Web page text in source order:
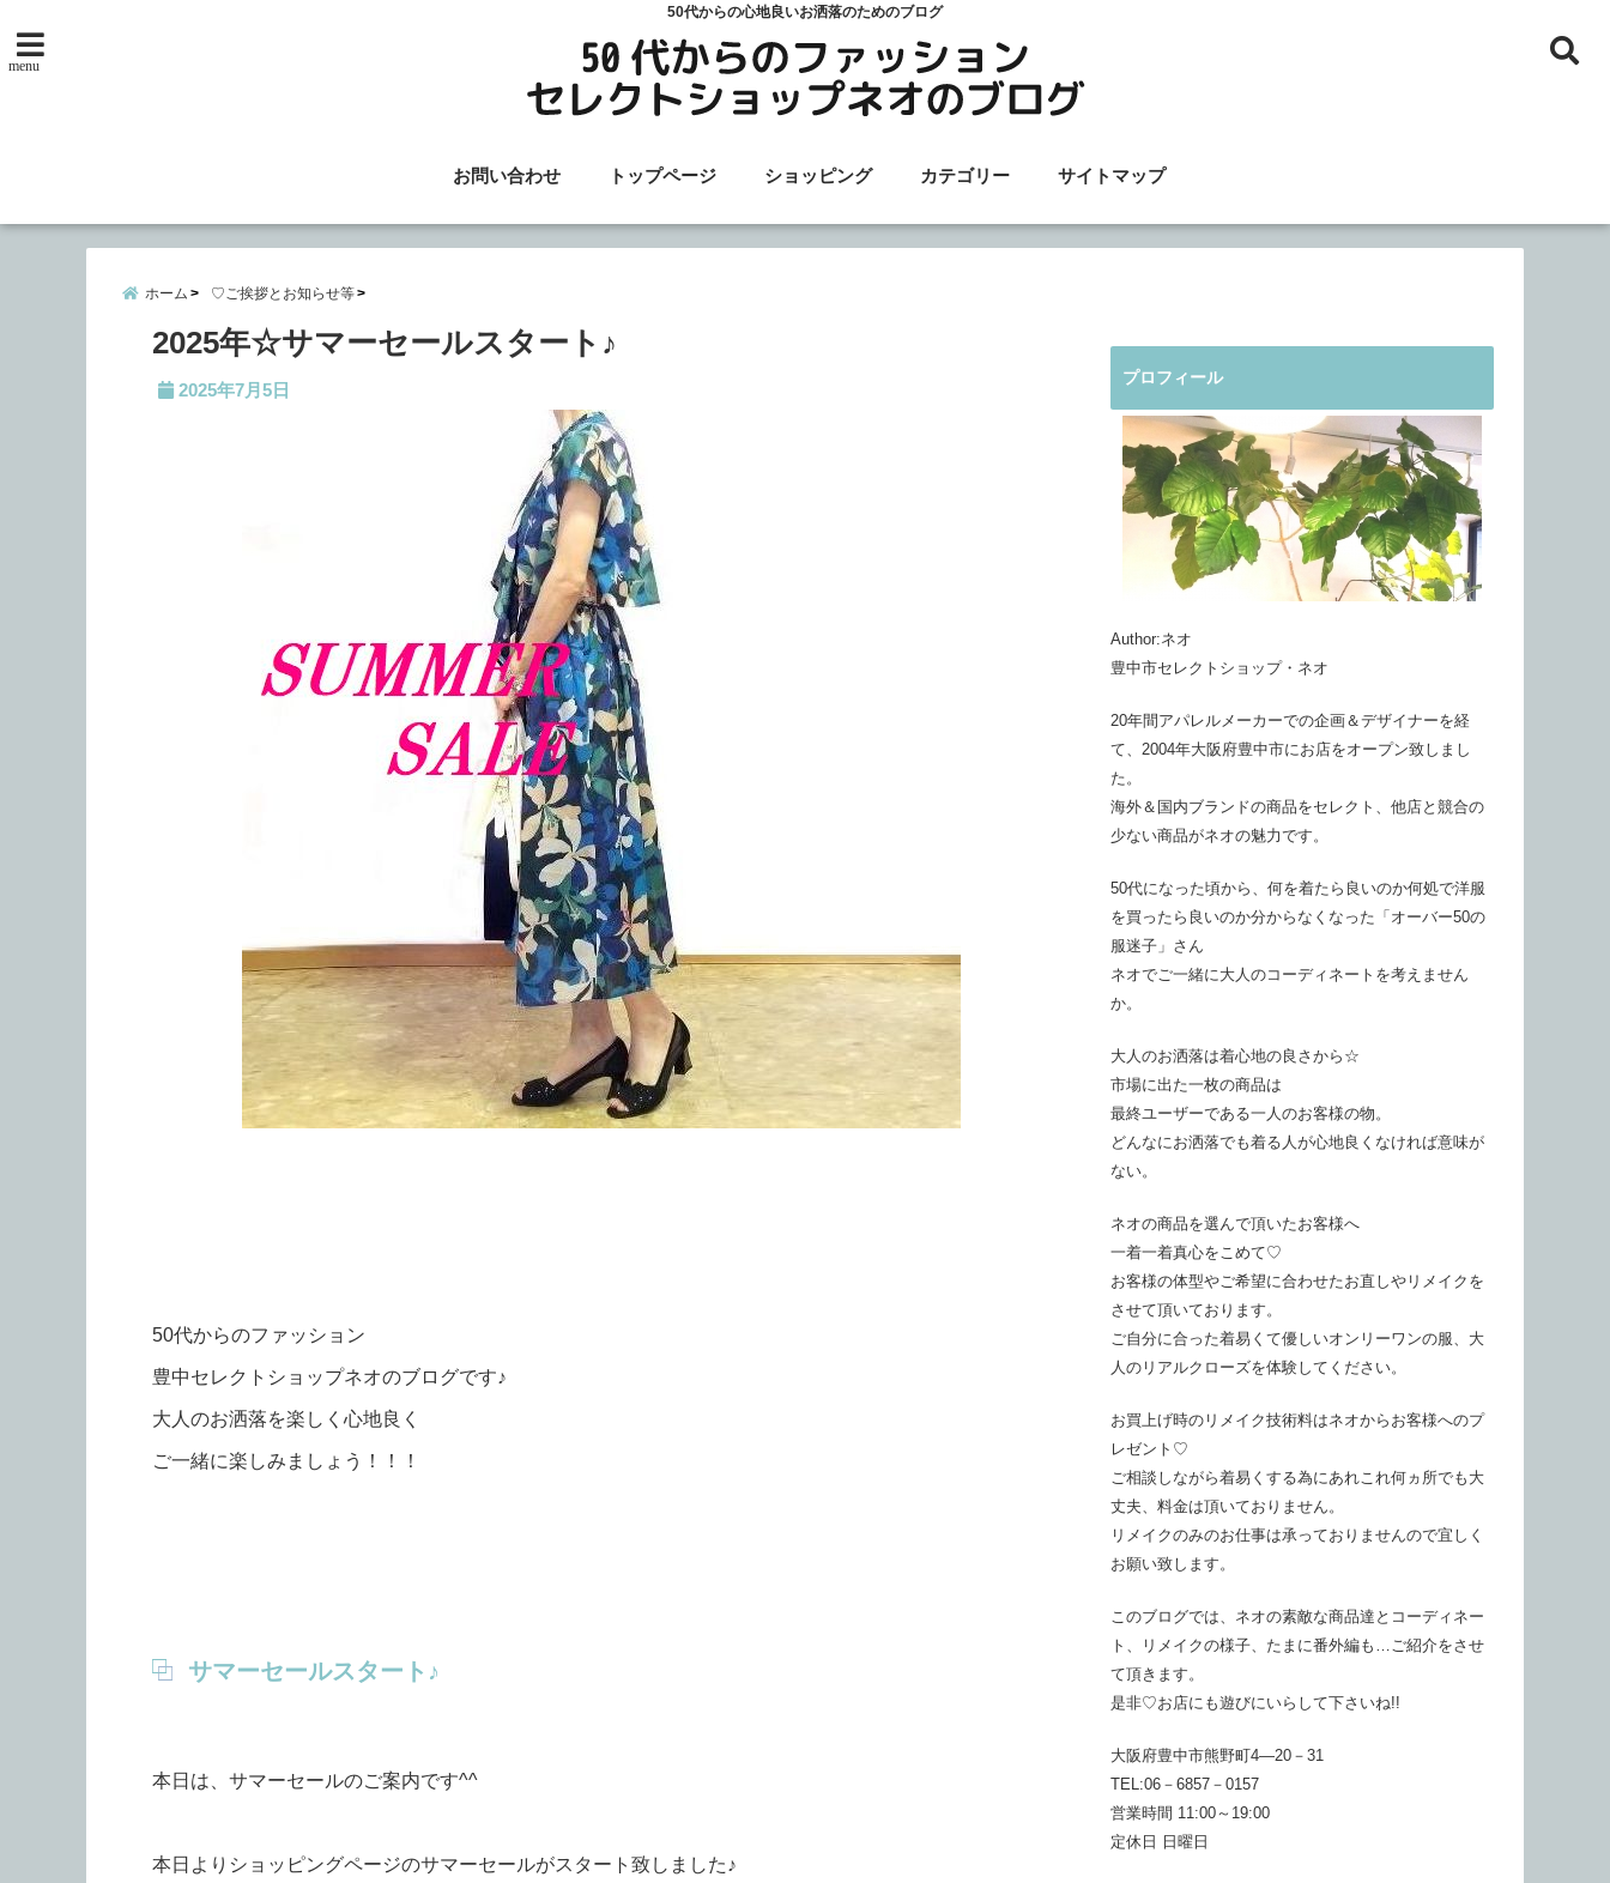
50代からの心地良いお洒落のためのブログ
menu
お問い合わせ トップページ ショッピング カテゴリー サイトマップ
ホーム ♡ご挨拶とお知らせ等
2025年☆サマーセールスタート♪
2025年7月5日
50代からのファッション
豊中セレクトショップネオのブログです♪
大人のお洒落を楽しく心地良く
ご一緒に楽しみましょう！！！
サマーセールスタート♪
本日は、サマーセールのご案内です^^
本日よりショッピングページのサマーセールがスタート致しました♪
プロフィール
Author:ネオ
豊中市セレクトショップ・ネオ
20年間アパレルメーカーでの企画＆デザイナーを経
て、2004年大阪府豊中市にお店をオープン致しまし
た。
海外＆国内ブランドの商品をセレクト、他店と競合の
少ない商品がネオの魅力です。
50代になった頃から、何を着たら良いのか何処で洋服
を買ったら良いのか分からなくなった「オーバー50の
服迷子」さん
ネオでご一緒に大人のコーディネートを考えません
か。
大人のお洒落は着心地の良さから☆
市場に出た一枚の商品は
最終ユーザーである一人のお客様の物。
どんなにお洒落でも着る人が心地良くなければ意味が
ない。
ネオの商品を選んで頂いたお客様へ
一着一着真心をこめて♡
お客様の体型やご希望に合わせたお直しやリメイクを
させて頂いております。
ご自分に合った着易くて優しいオンリーワンの服、大
人のリアルクローズを体験してください。
お買上げ時のリメイク技術料はネオからお客様へのプ
レゼント♡
ご相談しながら着易くする為にあれこれ何ヵ所でも大
丈夫、料金は頂いておりません。
リメイクのみのお仕事は承っておりませんので宜しく
お願い致します。
このブログでは、ネオの素敵な商品達とコーディネー
ト、リメイクの様子、たまに番外編も…ご紹介をさせ
て頂きます。
是非♡お店にも遊びにいらして下さいね!!
大阪府豊中市熊野町4―20－31
TEL:06－6857－0157
営業時間 11:00～19:00
定休日 日曜日